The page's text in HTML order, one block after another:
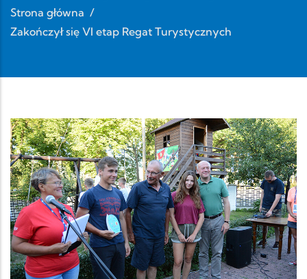
Strona główna /
Zakończył się VI etap Regat Turystycznych